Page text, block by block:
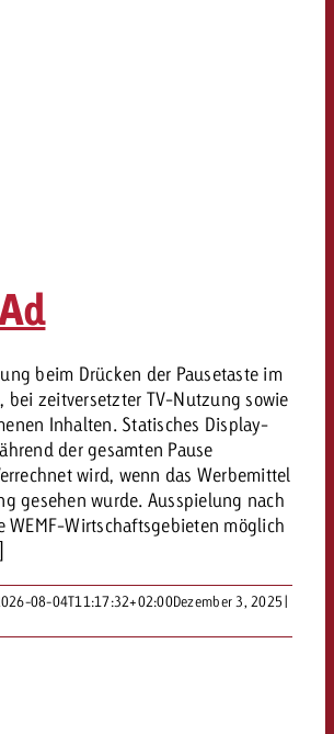
beim Drücken der Pausetaste im
bei zeitversetzter TV-Nutzung sowie
Inhalten. Statisches Display-
der gesamten Pause
wird, wenn das Werbemittel
gesehen wurde. Ausspielung nach
WEMF-Wirtschaftsgebieten möglich
08-04T11:17:32+02:00Dezember 3, 2025|